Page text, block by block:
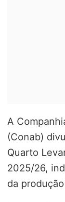
A
(Conab)
Quarto
2025/26,
da